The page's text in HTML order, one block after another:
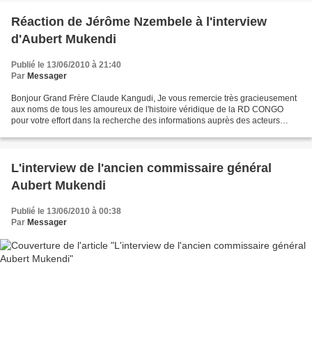
Réaction de Jérôme Nzembele à l'interview
d'Aubert Mukendi
Publié le 13/06/2010 à 21:40
Par Messager
Bonjour Grand Frère Claude Kangudi, Je vous remercie très gracieusement
aux noms de tous les amoureux de l'histoire véridique de la RD CONGO
pour votre effort dans la recherche des informations auprès des acteurs
L'interview de l'ancien commissaire général
Aubert Mukendi
Publié le 13/06/2010 à 00:38
Par Messager